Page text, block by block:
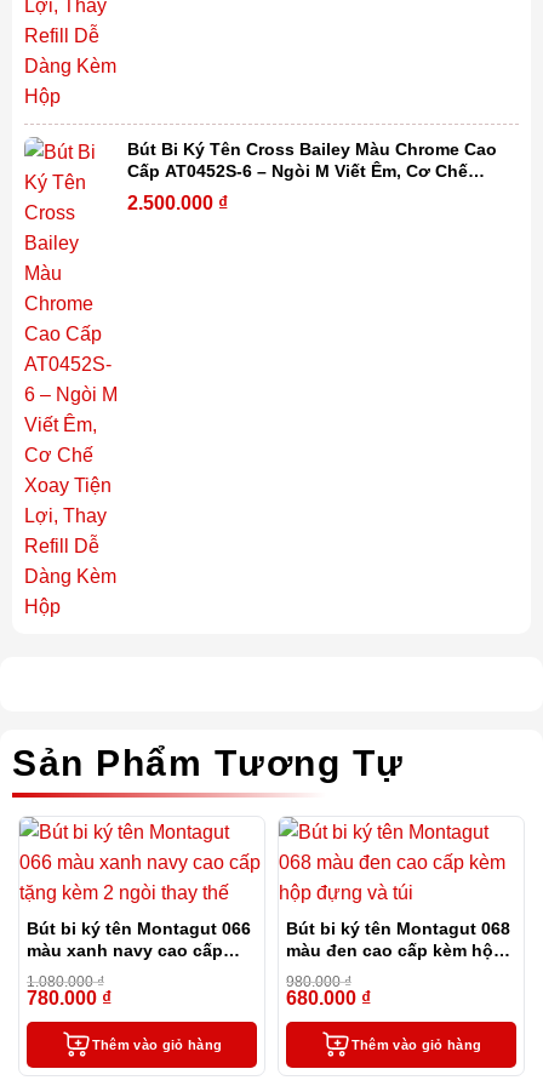
Bút Bi Ký Tên Cross Bailey Màu Chrome Cao
Cấp AT0452S-6 – Ngòi M Viết Êm, Cơ Chế
Xoay Tiện Lợi, Thay Refill Dễ Dàng Kèm Hộp
2.500.000 ₫
Sản Phẩm Tương Tự
Bút bi ký tên Montagut 066
màu xanh navy cao cấp
tặng kèm 2 ngòi thay thế
1.080.000₫
780.000 ₫
Thêm vào giỏ hàng
Bút bi ký tên Montagut 068
màu đen cao cấp kèm hộp
đựng và túi
980.000₫
680.000 ₫
Thêm vào giỏ hàng